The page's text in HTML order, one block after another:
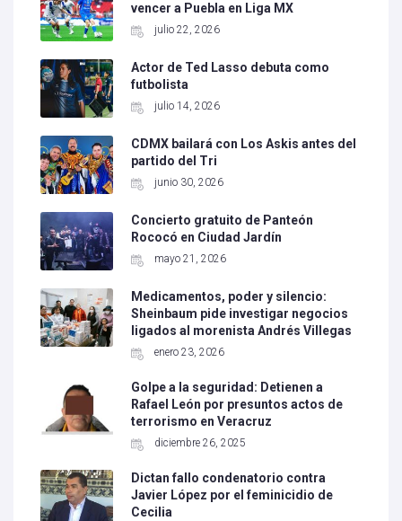
vencer a Puebla en Liga MX
julio 22, 2026
Actor de Ted Lasso debuta como
futbolista
julio 14, 2026
CDMX bailará con Los Askis antes del
partido del Tri
junio 30, 2026
Concierto gratuito de Panteón
Rococó en Ciudad Jardín
mayo 21, 2026
Medicamentos, poder y silencio:
Sheinbaum pide investigar negocios
ligados al morenista Andrés Villegas
enero 23, 2026
Golpe a la seguridad: Detienen a
Rafael León por presuntos actos de
terrorismo en Veracruz
diciembre 26, 2025
Dictan fallo condenatorio contra
Javier López por el feminicidio de
Cecilia